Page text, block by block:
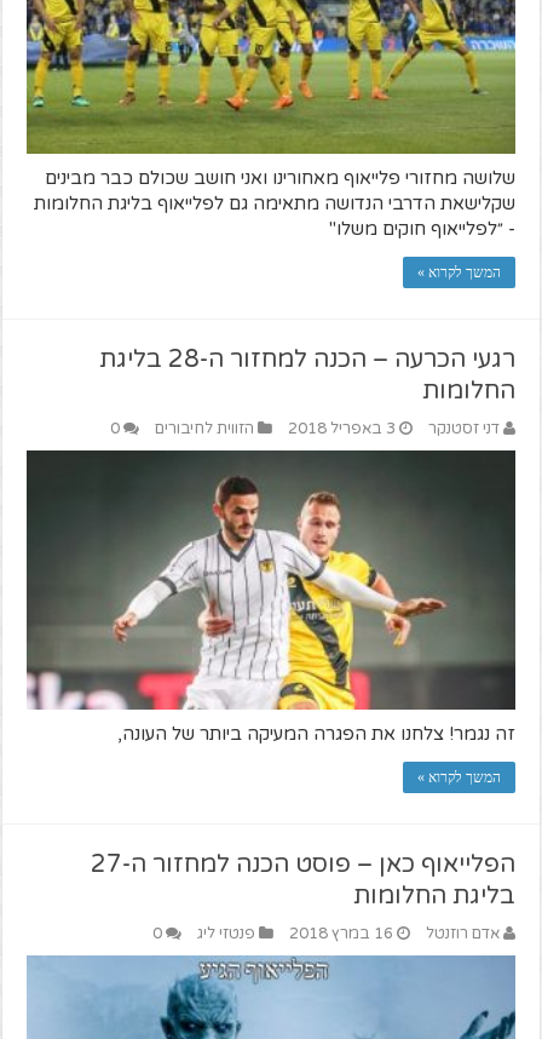
שלושה מחזורי פלייאוף מאחורינו ואני חושב שכולם כבר מבינים
שקלישאת הדרבי הנדושה מתאימה גם לפלייאוף בליגת החלומות
- ״לפלייאוף חוקים משלו"
המשך לקרוא »
רגעי הכרעה – הכנה למחזור ה-28 בליגת
החלומות
דני זסטנקר 3 באפריל 2018 הזווית לחיבורים 0
זה נגמר! צלחנו את הפגרה המעיקה ביותר של העונה,
המשך לקרוא »
הפלייאוף כאן – פוסט הכנה למחזור ה-27
בליגת החלומות
אדם רוזנטל 16 במרץ 2018 פנטזי ליג 0